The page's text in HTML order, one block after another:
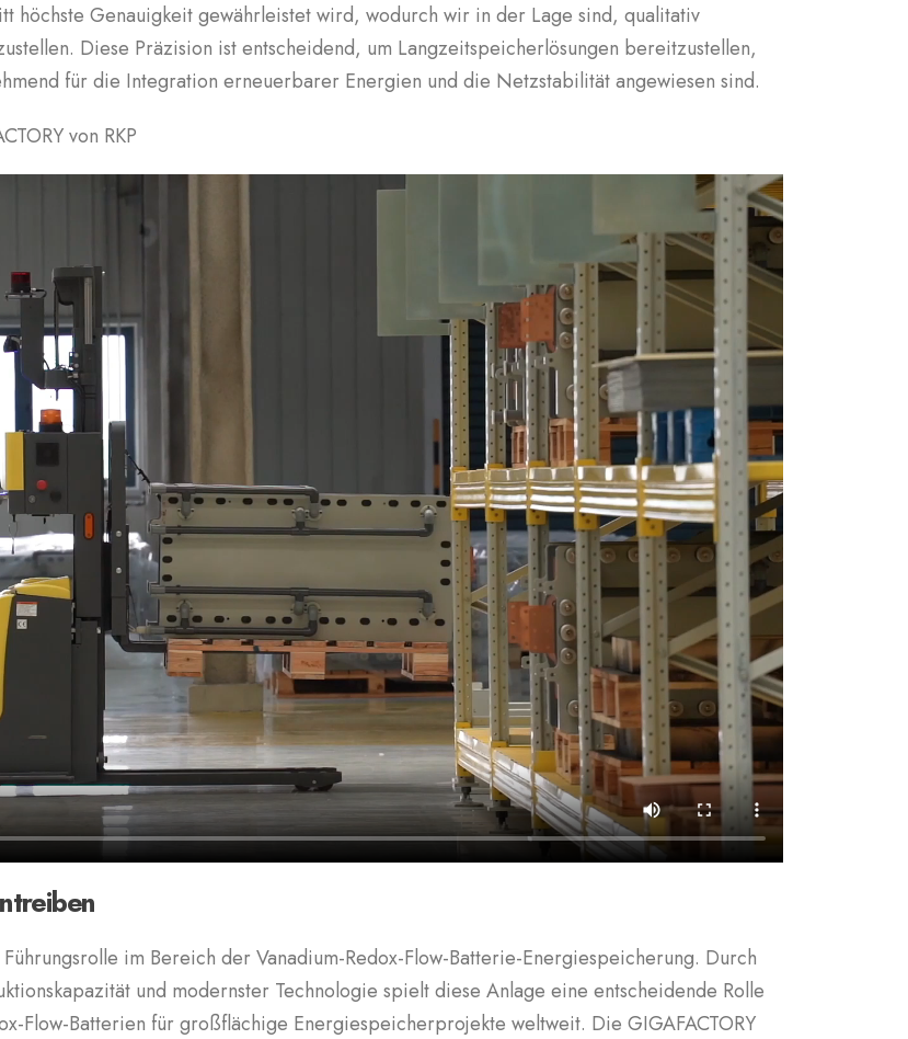
höchste Genauigkeit gewährleistet wird, wodurch wir in der Lage sind, qualitativ
Diese Präzision ist entscheidend, um Langzeitspeicherlösungen bereitzustellen,
für die Integration erneuerbarer Energien und die Netzstabilität angewiesen sind.
von RKP
im Bereich der Vanadium-Redox-Flow-Batterie-Energiespeicherung. Durch
und modernster Technologie spielt diese Anlage eine entscheidende Rolle
Flow-Batterien für großflächige Energiespeicherprojekte weltweit. Die GIGAFACTORY